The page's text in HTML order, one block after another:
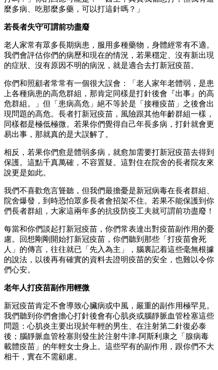
麼多病、吃那麼多藥，可以打這針嗎？」
若長者失守可謂前功盡廢
老人家常有眾多長期病患，服用多種藥物，身體經常有不適。
我們會評估你們的病歷和現在的情況，若果穩定、沒有新出現
的症狀、沒有原因不明的病況，就是適合去打新冠疫苗。
你們和照顧者常常有一個很大誤會：「老人家年老體弱，是患
上各種病患的高危群組，那肯定同樣是打針後會『出事』的高
危群組。」但「患病高危」絕不等於是「接種疫苗」之後會出
現問題的高危。長者打新冠疫苗，風險跟其他年齡群組一樣，
同樣都是極低極微。若果你們覺得自己年長多病，打針就會更
易出事，那就真的是大誤解了。
相反，若果你們愈是體弱多病，就愈加需要打新冠疫苗去得到
保護。這點千真萬確，不容置疑。這對住在院舍的長者院友來
說更是如此。
我們不喜歡危言聳聽，但我們最擔憂是新冠病毒在長者群組、
院舍爆發，到時恐怕眾多長者會招架不住。若果不能保護到你
們長者群組，大家這兩年多的抗疫防疫工夫就可謂前功盡廢！
每當和你們談起打新冠疫苗，你們常表達出對疫苗副作用的憂
慮。回想剛剛開始打新冠疫苗，你們聽到那些「打疫苗會死
人」的傳言，往往就已「先入為主」，腦裏記着這些毫無根據
的說法，以後再有確實的資料去證明疫苗的安全，也難以令你
們心安。
老年人打疫苗副作用輕微
新冠疫苗肯定不會導致心臟病或中風，嚴重的副作用極罕見。
我們聽到你們會擔心打針後會有心肌炎或腦靜脈血管栓塞這些
問題：心肌炎主要出現於年輕的男生、在注射第二針復必泰
後；腦靜脈血管栓塞則發生於注射牛津-阿斯利康之「腺病毒
載體疫苗」的年輕女士身上。這些罕有的副作用，跟你們不大
相干，實在不需顧慮。